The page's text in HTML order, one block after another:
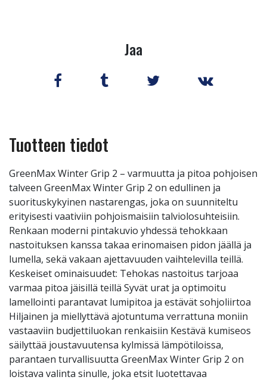
Jaa
Tuotteen tiedot
GreenMax Winter Grip 2 – varmuutta ja pitoa pohjoisen
talveen GreenMax Winter Grip 2 on edullinen ja
suorituskykyinen nastarengas, joka on suunniteltu
erityisesti vaativiin pohjoismaisiin talviolosuhteisiin.
Renkaan moderni pintakuvio yhdessä tehokkaan
nastoituksen kanssa takaa erinomaisen pidon jäällä ja
lumella, sekä vakaan ajettavuuden vaihtelevilla teillä.
Keskeiset ominaisuudet: Tehokas nastoitus tarjoaa
varmaa pitoa jäisillä teillä Syvät urat ja optimoitu
lamellointi parantavat lumipitoa ja estävät sohjoliirtoa
Hiljainen ja miellyttävä ajotuntuma verrattuna moniin
vastaaviin budjettiluokan renkaisiin Kestävä kumiseos
säilyttää joustavuutensa kylmissä lämpötiloissa,
parantaen turvallisuutta GreenMax Winter Grip 2 on
loistava valinta sinulle, joka etsit luotettavaa